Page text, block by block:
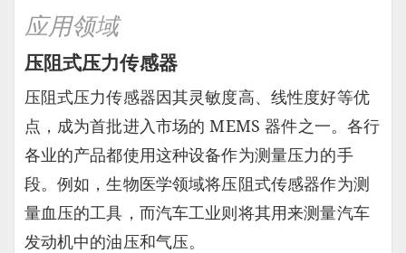
应用领域
压阻式压力传感器
压阻式压力传感器因其灵敏度高、线性度好等优
点，成为首批进入市场的 MEMS 器件之一。各行
各业的产品都使用这种设备作为测量压力的手
段。例如，生物医学领域将压阻式传感器作为测
量血压的工具，而汽车工业则将其用来测量汽车
发动机中的油压和气压。